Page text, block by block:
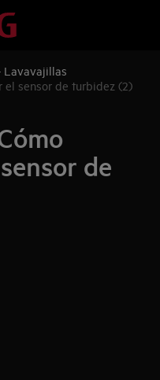
Lavavajillas
el sensor de turbidez (2)
de